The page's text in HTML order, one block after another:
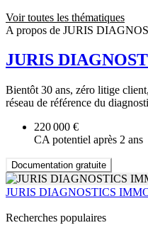
Voir toutes les thématiques
A propos de JURIS
JURIS
Bientôt 30 ans, zéro litige
réseau de référence du
220 000 €
CA potentiel après 2 ans
Documentation gratuite
JURIS DIAGNOSTICS
Recherches populaires